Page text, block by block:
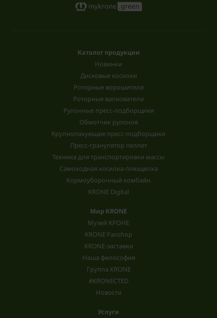
Каталог продукции
Новинки
Дисковые косилки
Роторные ворошители
Роторные валкователи
Рулонные пресс-подборщики
Обмотчик рулонов
Крупнопакующие пресс-подборщики
Пресс-гранулятор пеллет
Техника для транспортировки массы
Самоходная косилка-плющилка
Кормоуборочный комбайн
KRONE Digital
Мир KRONE
Музей КРОНЕ
KRONE Fanshop
KRONE-заставки
Наша философия
Группа KRONE
#KRONECTED
Новости
Услуги